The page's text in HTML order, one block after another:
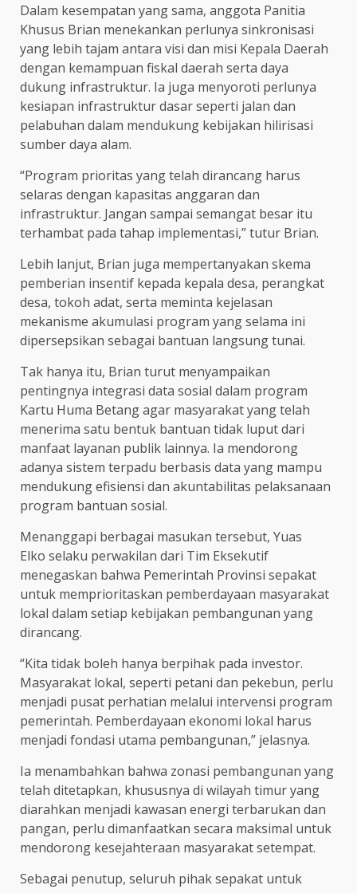
Dalam kesempatan yang sama, anggota Panitia
Khusus Brian menekankan perlunya sinkronisasi
yang lebih tajam antara visi dan misi Kepala Daerah
dengan kemampuan fiskal daerah serta daya
dukung infrastruktur. Ia juga menyoroti perlunya
kesiapan infrastruktur dasar seperti jalan dan
pelabuhan dalam mendukung kebijakan hilirisasi
sumber daya alam.
“Program prioritas yang telah dirancang harus
selaras dengan kapasitas anggaran dan
infrastruktur. Jangan sampai semangat besar itu
terhambat pada tahap implementasi,” tutur Brian.
Lebih lanjut, Brian juga mempertanyakan skema
pemberian insentif kepada kepala desa, perangkat
desa, tokoh adat, serta meminta kejelasan
mekanisme akumulasi program yang selama ini
dipersepsikan sebagai bantuan langsung tunai.
Tak hanya itu, Brian turut menyampaikan
pentingnya integrasi data sosial dalam program
Kartu Huma Betang agar masyarakat yang telah
menerima satu bentuk bantuan tidak luput dari
manfaat layanan publik lainnya. Ia mendorong
adanya sistem terpadu berbasis data yang mampu
mendukung efisiensi dan akuntabilitas pelaksanaan
program bantuan sosial.
Menanggapi berbagai masukan tersebut, Yuas
Elko selaku perwakilan dari Tim Eksekutif
menegaskan bahwa Pemerintah Provinsi sepakat
untuk memprioritaskan pemberdayaan masyarakat
lokal dalam setiap kebijakan pembangunan yang
dirancang.
“Kita tidak boleh hanya berpihak pada investor.
Masyarakat lokal, seperti petani dan pekebun, perlu
menjadi pusat perhatian melalui intervensi program
pemerintah. Pemberdayaan ekonomi lokal harus
menjadi fondasi utama pembangunan,” jelasnya.
Ia menambahkan bahwa zonasi pembangunan yang
telah ditetapkan, khususnya di wilayah timur yang
diarahkan menjadi kawasan energi terbarukan dan
pangan, perlu dimanfaatkan secara maksimal untuk
mendorong kesejahteraan masyarakat setempat.
Sebagai penutup, seluruh pihak sepakat untuk